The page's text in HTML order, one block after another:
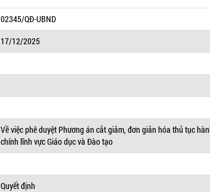
02345/QĐ-UBND
17/12/2025
Về việc phê duyệt Phương án cắt giảm, đơn giản hóa thủ tục
chính lĩnh vực Giáo dục và Đào tạo
Quyết định